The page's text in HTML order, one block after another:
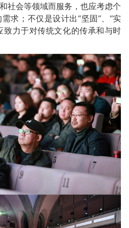
会等领域而服务，也应考虑个
求；不仅是设计出“坚固”、“实
致力于对传统文化的传承和与时